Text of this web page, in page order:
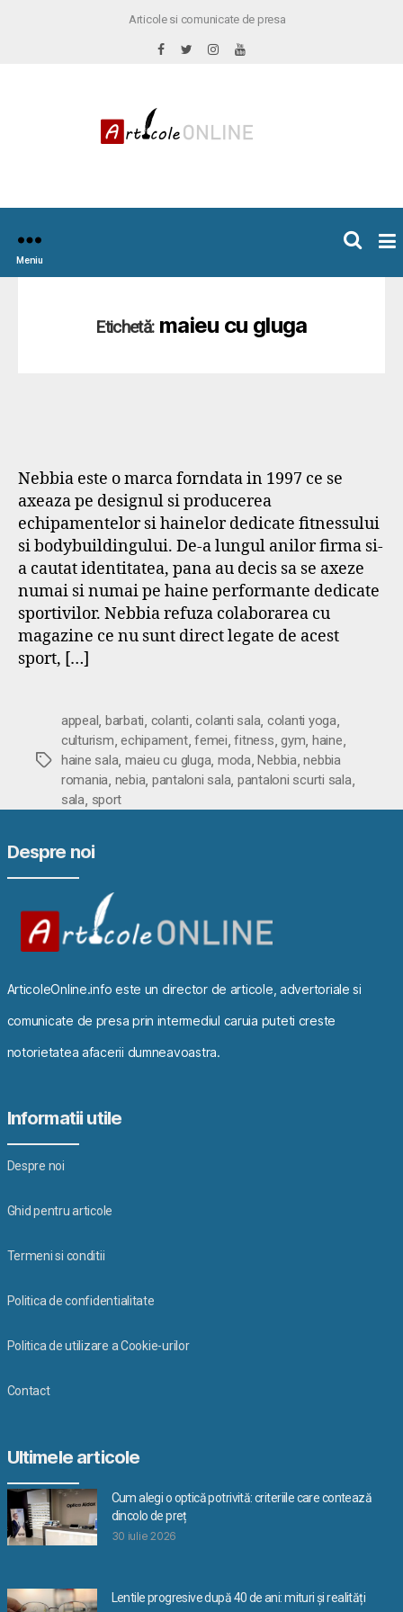
Articole si comunicate de presa
Meniu
Etichetă: maieu cu gluga
Nebbia este o marca forndata in 1997 ce se
axeaza pe designul si producerea
echipamentelor si hainelor dedicate fitnessului
si bodybuildingului. De-a lungul anilor firma si-
a cautat identitatea, pana au decis sa se axeze
numai si numai pe haine performante dedicate
sportivilor. Nebbia refuza colaborarea cu
magazine ce nu sunt direct legate de acest
sport, […]
Etichete
appeal, barbati, colanti,colanti sala, colanti yoga,
culturism,echipament,femei,fitness,gym, haine,
haine sala, maieu cu gluga, moda,Nebbia,nebbia
romania, nebia, pantaloni sala, pantaloni scurti sala,
sala, sport
Despre noi
ArticoleOnline.info este un director de articole, advertoriale si
comunicate de presa prin intermediul caruia puteti creste
notorietatea afacerii dumneavoastra.
Informatii utile
Despre noi
Ghid pentru articole
Termeni si conditii
Politica de confidentialitate
Politica de utilizare a Cookie-urilor
Contact
Ultimele articole
Cum alegi o optică potrivită: criteriile care contează
dincolo de preț
30 iulie 2026
Lentile progresive după 40 de ani: mituri și realități